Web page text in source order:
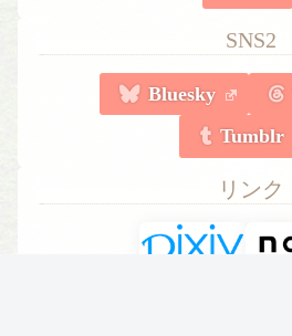
SNS2
Bluesky
Tumblr
リンク